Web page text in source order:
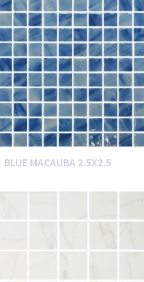
BLUE MACAUBA 2.5X2.5